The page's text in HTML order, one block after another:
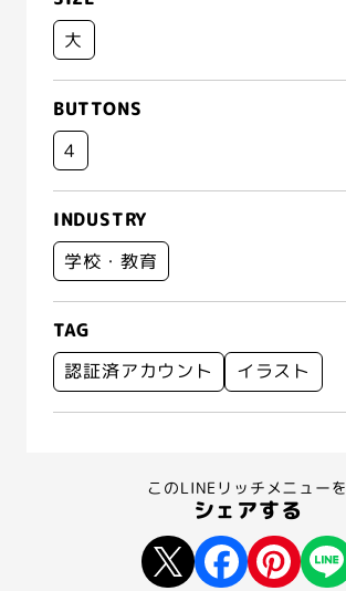
大
BUTTONS
4
INDUSTRY
学校・教育
TAG
認証済アカウント
イラスト
このLINEリッチメニューを
シェアする